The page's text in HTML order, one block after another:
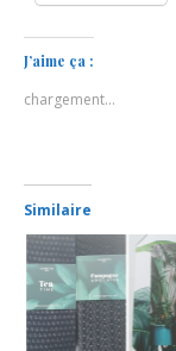
J’aime ça :
chargement…
Similaire